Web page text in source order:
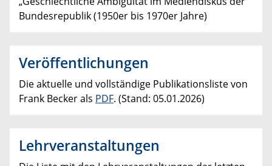
Bundesrepublik (1950er bis 1970er Jahre)
Veröffentlichungen
Die aktuelle und vollständige Publikationsliste von
Frank Becker als PDF. (Stand: 05.01.2026)
Lehrveranstaltungen